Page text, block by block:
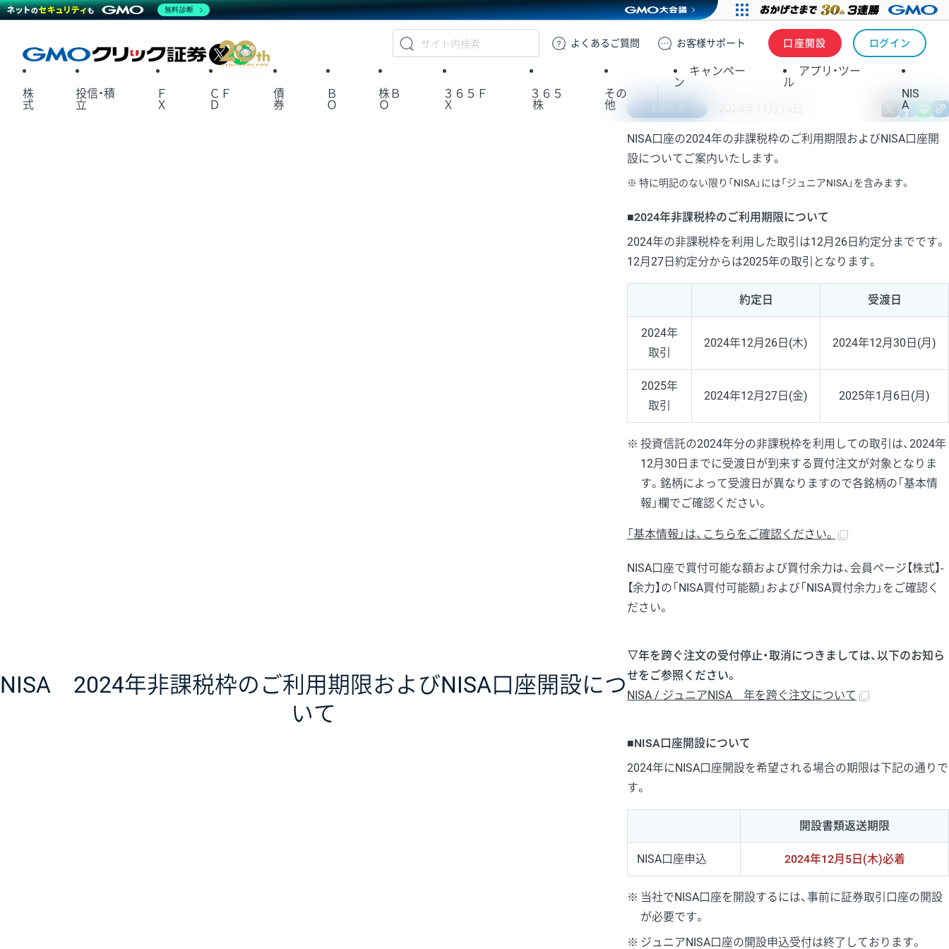
GMOクリック証券
よくある ご質問 お客様サポート 口座開設 ログイン
X
株
式
投信・積
立
Ｆ
Ｘ
ＣＦ
Ｄ
債
券
Ｂ
Ｏ
株Ｂ
Ｏ
３６５Ｆ
Ｘ
３６５
株
その
他
キャンペー
ン
アプリ・ツー
ル
NIS
A
NISA 2024年非課税枠のご利用期限およびNISA口座開設につ
いて
X
NISA口座の2024年の非課税枠のご利用期限およびNISA口座開
設についてご案内いたします。
特に明記のない限り「NISA」には「ジュニアNISA」を含みます。
■2024年非課税枠のご利用期限について
2024年の非課税枠を利用した取引は12月26日約定分までです。
12月27日約定分からは2025年の取引となります。
約定日 受渡日
2024年
取引
2024年12月26日(木) 2024年12月30日(月)
2025年
取引
2024年12月27日(金) 2025年1月6日(月)
投資信託の2024年分の非課税枠を利用しての取引は、2024年
12月30日までに受渡日が到来する買付注文が対象となりま
す。銘柄によって受渡日が異なりますので各銘柄の「基本情
報」欄でご確認ください。
「基本情報」は、こちらをご確認ください。
NISA口座で買付可能な額および買付余力は、会員ページ【株式】-
【余力】の「NISA買付可能額」および「NISA買付余力」をご確認く
ださい。
▽年を跨ぐ注文の受付停止・取消につきましては、以下のお知ら
せをご参照ください。
NISA / ジュニアNISA 年を跨ぐ注文について
■NISA口座開設について
2024年にNISA口座開設を希望される場合の期限は下記の通りで
す。
開設書類返送期限
NISA口座申込 2024年12月5日(木)必着
当社でNISA口座を開設するには、事前に証券取引口座の開設
が必要です。
ジュニアNISA口座の開設申込受付は終了しております。
無料診断